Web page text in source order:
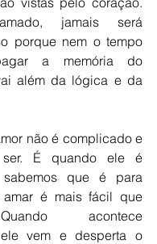
jamais será
porque nem o tempo
a memória do
além da lógica e da
não é complicado e
ser. É quando ele é
que é para
amar é mais fácil que
acontece
ele vem e desperta o